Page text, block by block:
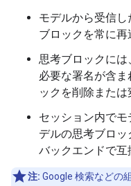
モデルから受信
ブロックを常に再
思考ブロックに
必要な署名が含
ックを削除または
セッション内で
デルの思考ブロッ
バックエンドで互
注: Google 検索などの